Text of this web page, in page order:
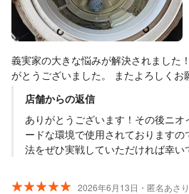
義実家の大きな悩みが解決されました
がとうございました。 またよろしくお
店舗からの返信
ありがとうございます！その後ニ
ードな環境で使用されております
法をぜひ実戦していただければ幸い
2026年6月13日・匿名あさ